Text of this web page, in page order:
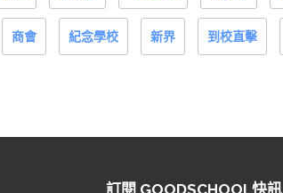
商會 紀念學校 新界 到校直擊